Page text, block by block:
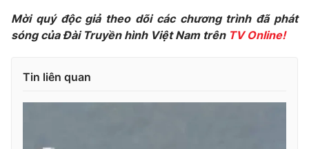
Tư vấn
Emagazine
Mời quý độc giả theo dõi các chương trình đã phát
sóng của Đài Truyền hình Việt Nam trên TV Online!
Tin liên quan